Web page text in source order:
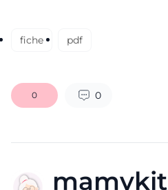
fiche pdf
0 0
mamykit